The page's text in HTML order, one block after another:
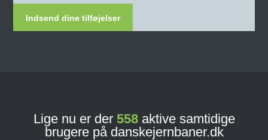
Indsend dine tilføjelser
Lige nu er der 558aktive samtidige
brugere på danskejernbaner.dk